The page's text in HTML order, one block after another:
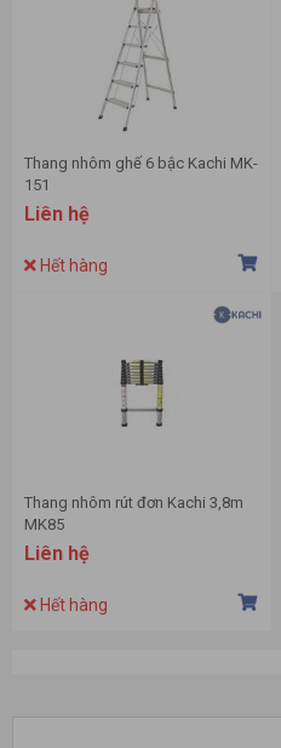
Thang nhôm ghế 6 bậc Kachi MK-
151
Liên hệ
Hết hàng
Thang nhôm rút đơn Kachi 3,8m
MK85
Liên hệ
Hết hàng